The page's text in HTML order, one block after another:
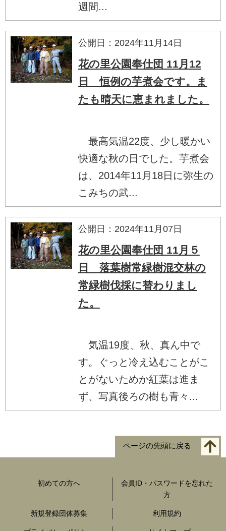
週間...
公開日：2024年11月14日
花の里公園奉仕団 11月12
日 恒例の芋煮会です。ま
たも晴天に恵まれました。
最高気温22度、少し暖かい
快適な秋の日でした。芋煮会
は、2014年11月18日に弥生の
こみちの武...
公開日：2024年11月07日
花の里公園奉仕団 11月５
日 落葉樹常緑樹混交林の
常緑樹伐採に替わりまし
た。
気温19度、秋、真ん中で
す。ぐっと冷え込むことがこ
とがないためか紅葉は進ま
ず、写真後ろの樹も青々...
ページの先頭に戻る
初めての方へ
会員ID・パスワードを忘れた
方
新規登録団体募集 利用規約